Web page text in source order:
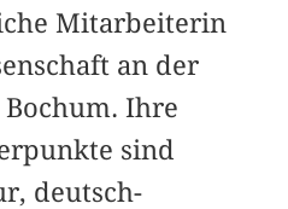
Mitarbeiterin
an der
Ihre
sind
deutsch-